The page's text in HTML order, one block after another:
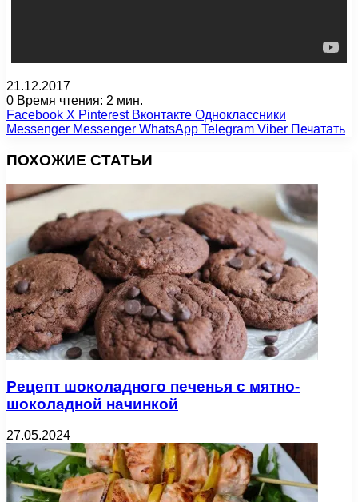
21.12.2017
0 Время чтения: 2 мин.
Facebook X Pinterest Вконтакте Одноклассники
Messenger Messenger WhatsApp Telegram Viber Печатать
ПОХОЖИЕ СТАТЬИ
Рецепт шоколадного печенья с мятно-
шоколадной начинкой
27.05.2024